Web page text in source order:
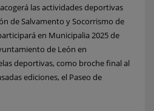
las actividades deportivas
de Salvamento y Socorrismo de
en Municipalia 2025 de
de León en
deportivas, como broche final al
ediciones, el Paseo de